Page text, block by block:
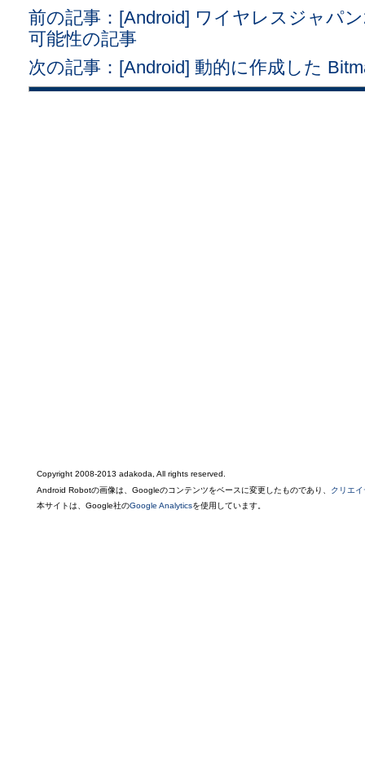
前の記事：[Android] ワイヤレスジャパ
可能性の記事
次の記事：[Android] 動的に作成した
Copyright 2008-2013 adakoda, All rights reserved.
Android Robotの画像は、Googleのコンテンツをベースに変更したものであり、 クリエ
本サイトは、Google社のGoogle Analyticsを使用しています。